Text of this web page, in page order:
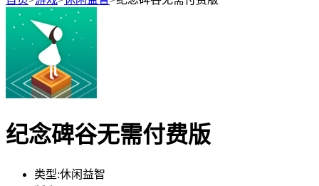
纪念碑谷无需付费版
类型:休闲益智